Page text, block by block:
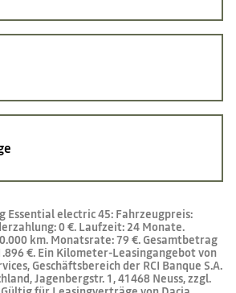
Essential electric 45: Fahrzeugpreis:
0 €. Laufzeit: 24 Monate.
km. Monatsrate: 79 €. Gesamtbetrag
€. Ein Kilometer-Leasingangebot von
Geschäftsbereich der RCI Banque S.A.
Jagenbergstr. 1, 41468 Neuss, zzgl.